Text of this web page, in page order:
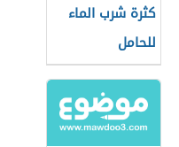
كثرة شرب الماء
للحامل